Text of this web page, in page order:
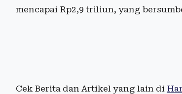
mencapai Rp2,9 triliun, yang
Cek Berita dan Artikel yang lain di